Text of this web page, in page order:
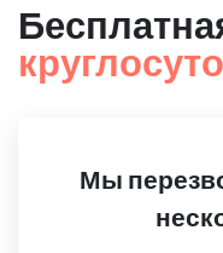
Мы